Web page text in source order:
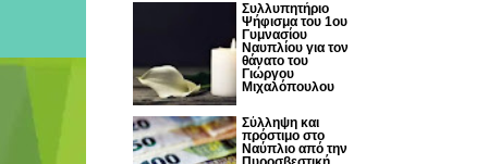
Συλλυπητήριο
Ψήφισμα του 1ου
Γυμνασίου
Ναυπλίου για τον
θάνατο του
Γιώργου
Μιχαλόπουλου
Σύλληψη και
πρόστιμο στο
Ναύπλιο από την